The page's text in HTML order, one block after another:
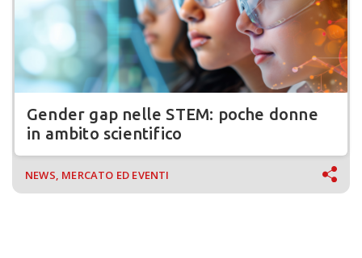
Gender gap nelle STEM: poche donne
in ambito scientifico
NEWS, MERCATO ED EVENTI